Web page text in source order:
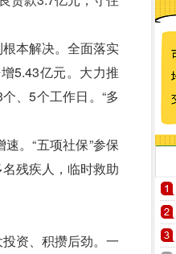
本解决。全面落实
5.43亿元。大力推
、5个工作日。“多
。“五项社保”参保
残疾人，临时救助
资、积攒后劲。一